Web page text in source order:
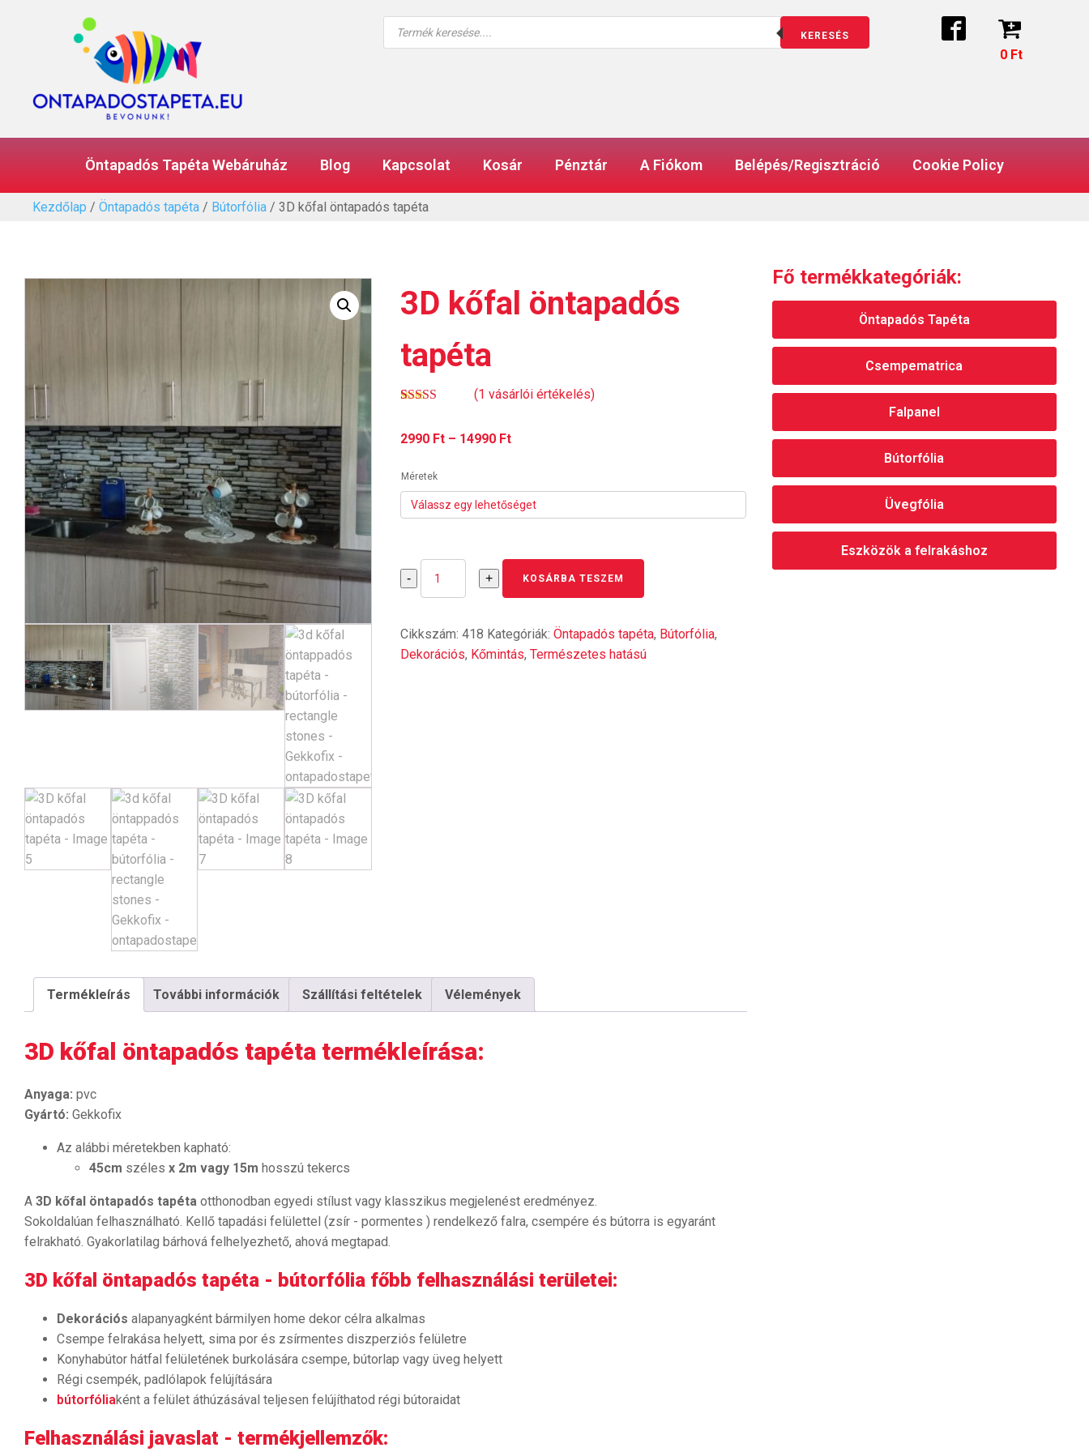
Products
KERESÉS
0 Ft
Öntapadós Tapéta Webáruház Blog Kapcsolat Kosár Pénztár A Fiókom Belépés/Regisztráció Cookie Policy
Kezdőlap / Öntapadós tapéta / Bútorfólia / 3D kőfal öntapadós tapéta
3D kőfal öntapadós
tapéta
ből,értékelés
(1 vásárlói értékelés)
2990 Ft – 14990 FtÁrtartomány:
14990 Ft
Méretek
-
mennyiség
+ KOSÁRBA TESZEM
Cikkszám:418 Kategóriák:Öntapadós tapéta, Bútorfólia,
Dekorációs, Kőmintás,Természetes hatású
Termékleírás További információk Szállítási feltételek Vélemények
3D kőfal öntapadós tapéta termékleírása:
Anyaga: pvc
Gyártó: Gekkofix
Az alábbi méretekben kapható:
45cm széles x 2m vagy 15m hosszú tekercs
A 3D kőfal öntapadós tapéta otthonodban egyedi stílust vagy klasszikus megjelenést eredményez.
Sokoldalúan felhasználható. Kellő tapadási felülettel (zsír - pormentes ) rendelkező falra, csempére és bútorra is egyaránt
felrakható. Gyakorlatilag bárhová felhelyezhető, ahová megtapad.
3D kőfal öntapadós tapéta - bútorfólia főbb felhasználási területei:
Dekorációs alapanyagként bármilyen home dekor célra alkalmas
Csempe felrakása helyett, sima por és zsírmentes diszperziós felületre
Konyhabútor hátfal felületének burkolására csempe, bútorlap vagy üveg helyett
Régi csempék, padlólapok felújítására
bútorfóliaként a felület áthúzásával teljesen felújíthatod régi bútoraidat
Felhasználási javaslat - termékjellemzők:
Fő termékkategóriák:
Öntapadós Tapéta
Csempematrica
Falpanel
Bútorfólia
Üvegfólia
Eszközök a felrakáshoz